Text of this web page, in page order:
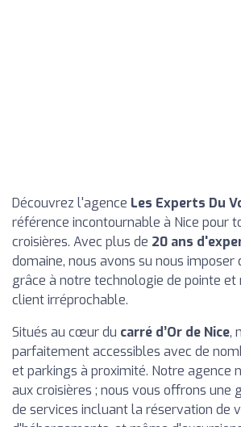
Découvrez l'agence Les Experts Du
référence incontournable à Nice pour
croisières. Avec plus de 20 ans
domaine, nous avons su nous
grâce à notre technologie de pointe et
client irréprochable.
Situés au cœur du carré d’Or de Nice,
parfaitement accessibles avec de
et parkings à proximité. Notre agence
aux croisières ; nous vous offrons une
de services incluant la réservation de